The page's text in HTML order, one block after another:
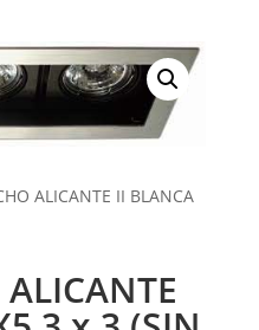
ALICANTE II BLANCA